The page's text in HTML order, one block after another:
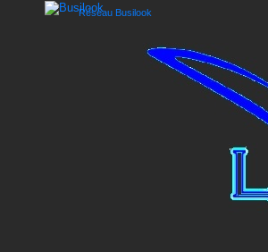
Réseau Busilook